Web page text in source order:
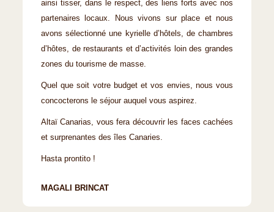
ainsi tisser, dans le respect, des liens forts avec nos
partenaires locaux. Nous vivons sur place et nous
avons sélectionné une kyrielle d’hôtels, de chambres
d’hôtes, de restaurants et d’activités loin des grandes
zones du tourisme de masse.
Quel que soit votre budget et vos envies, nous vous
concocterons le séjour auquel vous aspirez.
Altaï Canarias, vous fera découvrir les faces cachées
et surprenantes des îles Canaries.
Hasta prontito !
MAGALI BRINCAT